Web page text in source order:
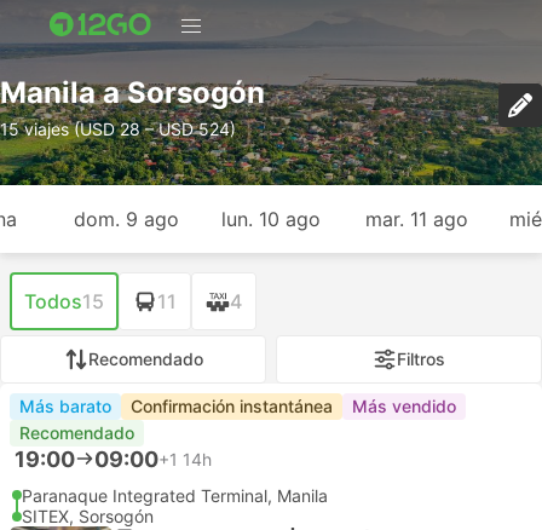
Manila a Sorsogón
15 viajes (USD 28 – USD 524)
dom. 9 ago lun. 10 ago mar. 11 ago
Todos15 11 4
Recomendado Filtros
Más barato Confirmación instantánea
Más vendido
Recomendado
19:00 09:00+1 14h
Paranaque Integrated Terminal, Manila
SITEX, Sorsogón